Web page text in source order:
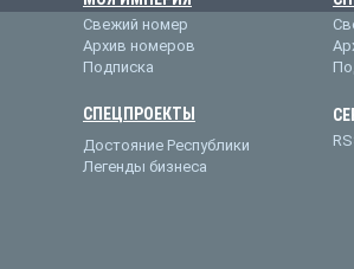
Свежий номер
Архив номеров
Подписка
СПЕЦПРОЕКТЫ
Достояние Республики
Легенды бизнеса